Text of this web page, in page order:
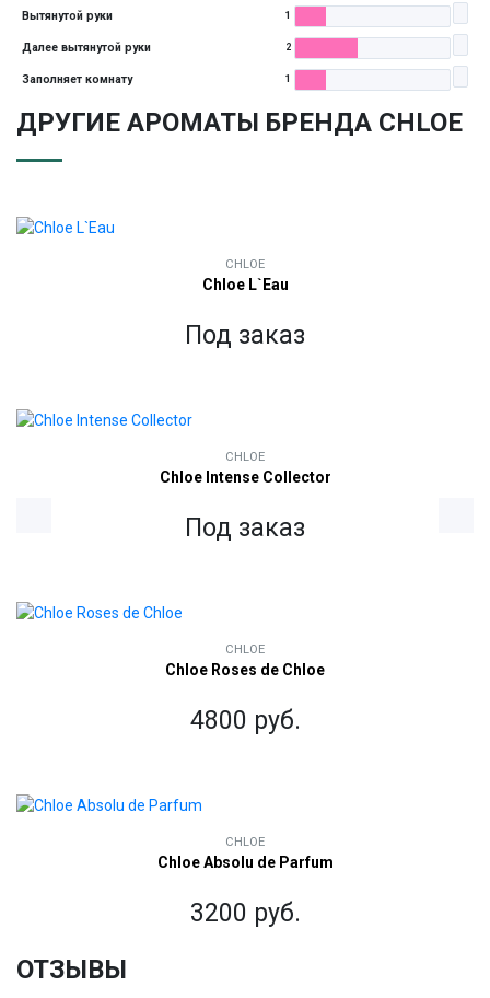
Вытянутой руки 1
Далее вытянутой руки 2
Заполняет комнату 1
ДРУГИЕ АРОМАТЫ БРЕНДА CHLOE
CHLOE
Chloe L`Eau
Под заказ
CHLOE
Chloe Intense Collector
Под заказ
CHLOE
Chloe Roses de Chloe
4800 руб.
CHLOE
Chloe Absolu de Parfum
3200 руб.
ОТЗЫВЫ